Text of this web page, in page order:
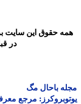
حقوق این سایت
در
باحال مگ
مرجع معرفی